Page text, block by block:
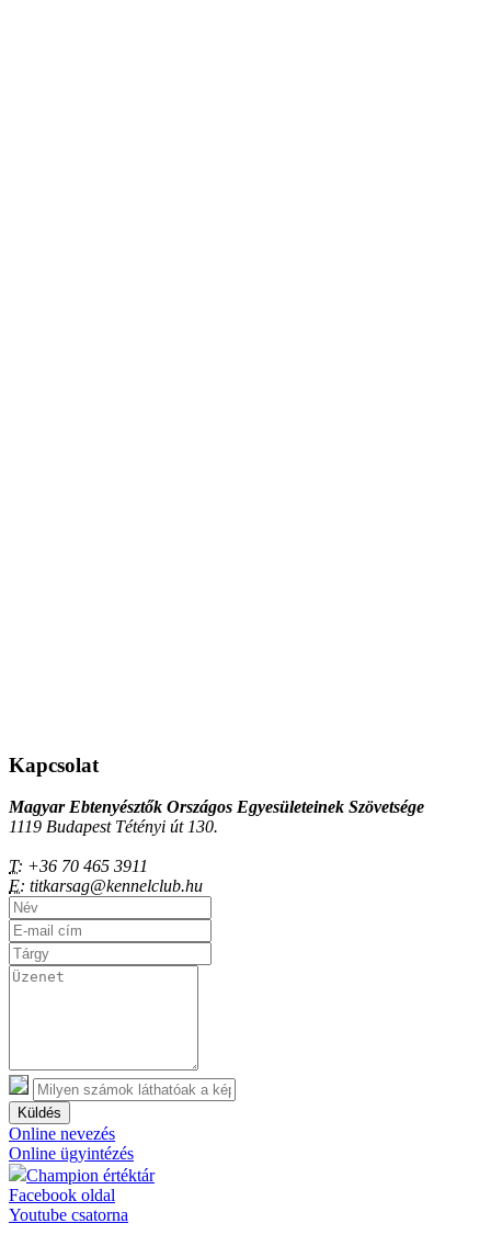
Kapcsolat
Magyar Ebtenyésztők Országos Egyesületeinek Szövetsége
1119 Budapest Tétényi út 130.
T: +36 70 465 3911
E: titkarsag@kennelclub.hu
Küldés
Online nevezés
Online ügyintézés
Champion értéktár
Facebook oldal
Youtube csatorna